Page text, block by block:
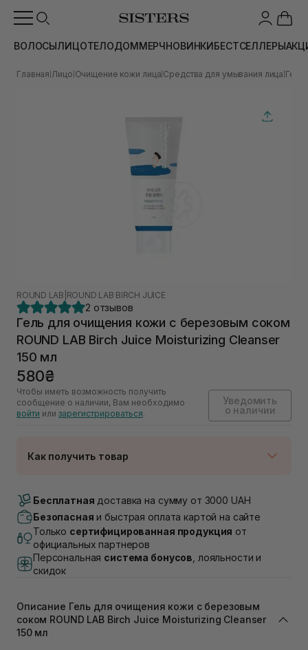
ВОЛОСЫЛИЦОТЕЛОДОММЕРЧНОВИНКИБЕСТСЕЛЛЕРЫ
Главная Лицо Очищение кожи лица Средства для умывания лица Гели
ROUND LAB ROUND LAB BIRCH JUICE
2 отзывов
Гель для очищения кожи с березовым соком
ROUND LAB Birch Juice Moisturizing Cleanser
150 мл
580₴
Чтобы иметь возможность получить
сообщение о наличии, Вам необходимо
войти или зарегистрироваться.
Уведомить
о наличии
Как получить товар
Нет в наличии!
Самовывоз г. Луцк, Винниченка 4
Самовывоз г. Львов, ул. Академика Подстригача,
1В (Duck's Lake)
Нет в наличии!
Самовывоз Львов (Ивана Франко 36)
Самовывоз г. Львов ул. Степана Бандеры 43
Нет в наличии!
Самовывоз Ровно
Бесплатная доставка на сумму от 3000 UAH
Безопасная и быстрая оплата картой на сайте
Только сертифицированная продукция от
официальных партнеров
Персональная система бонусов , лояльности и
скидок
Описание Гель для очищения кожи с березовым
соком ROUND LAB Birch Juice Moisturizing Cleanser
150 мл